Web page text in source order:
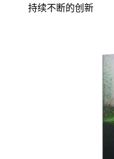
持续不断的创新